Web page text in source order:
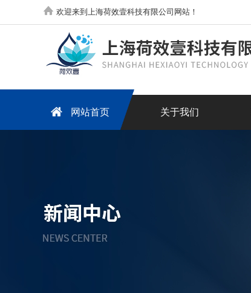
欢迎来到上海荷效壹科技有限公司网站！
网站首页 关于我们